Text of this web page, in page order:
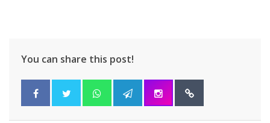
You can share this post!